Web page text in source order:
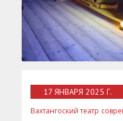
17 ЯНВАРЯ 2025 Г.
Вахтангоский театр